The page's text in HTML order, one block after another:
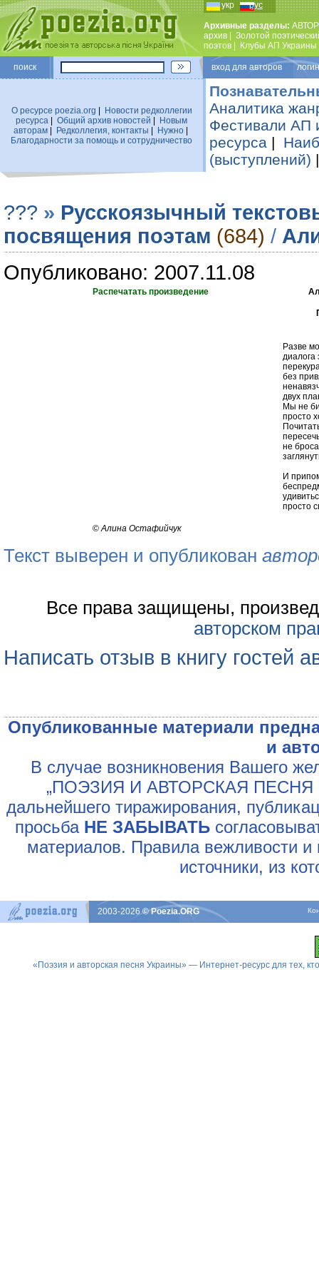
укр рус
Архивные разделы:
архив
Золотой
поэтов
Клубы АП Украины
поиск вход для авторов
О ресурсе poezia.org
Новости редколлегии
ресурса
Общий архив новостей
Новым
авторам| Редколлегия, контакты Нужно|
Благодарности за помощь и сотрудничество
Аналитика
Фестивали АП
ресурса |
(выступлений)
??? » Русскоязычный
посвящения поэтам (684) /
Опубликовано: 2007.11.08
Распечатать произведение
Разве
диалога
без
двух
Мы не
просто
не
И
просто
©Алина Остафийчук
Текст выверен и опубликован
Все права защищены,
авторском
Написать отзыв в книгу гостей
Опубликованные материали
и
В случае возникновения Вашего
„ПОЭЗИЯ И АВТОРСКАЯ ПЕСНЯ
дальнейшего тиражирования,
просьба НЕ ЗАБЫВАТЬ
материалов. Правила вежливости и
источники, из
2003-2026© Poezia.ORG
«Поэзия и авторская песня Украины» — Интернет-ресурс для тех,